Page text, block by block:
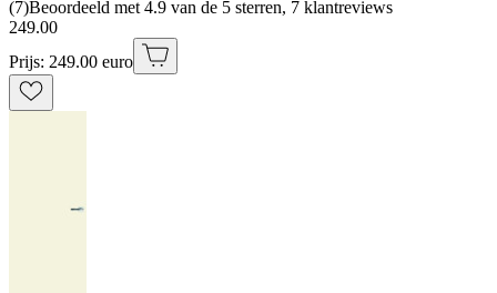
(7)Beoordeeld met 4.9 van de 5 sterren, 7 klantreviews
249.00
Prijs: 249.00 euro